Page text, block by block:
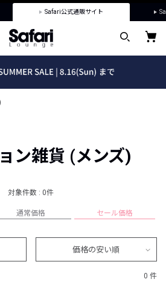
Safari公式通販サイト
ン雑貨 (メンズ)
対象件数 : 0件
通常価格 セール価格
価格の安い順
0 件